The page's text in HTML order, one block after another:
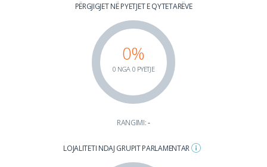
PËRGJIGJET NË PYETJET E QYTETARËVE
0%
0 NGA 0 PYETJE
RANGIMI:-
LOJALITETI NDAJ GRUPIT PARLAMENTAR